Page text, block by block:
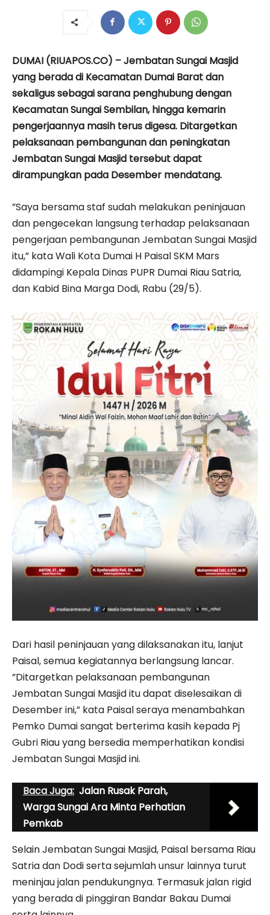
DUMAI (RIUAPOS.CO) – Jembatan Sungai Masjid
yang berada di Kecamatan Dumai Barat dan
sekaligus sebagai sarana penghubung dengan
Kecamatan Sungai Sembilan, hingga kemarin
pengerjaannya masih terus digesa. Ditargetkan
pelaksanaan pembangunan dan peningkatan
Jembatan Sungai Masjid tersebut dapat
dirampungkan pada Desember mendatang.
”Saya bersama staf sudah melakukan peninjauan
dan pengecekan langsung terhadap pelaksanaan
pengerjaan pembangunan Jembatan Sungai Masjid
itu,” kata Wali Kota Dumai H Paisal SKM Mars
didampingi Kepala Dinas PUPR Dumai Riau Satria,
dan Kabid Bina Marga Dodi, Rabu (29/5).
Dari hasil peninjauan yang dilaksanakan itu, lanjut
Paisal, semua kegiatannya berlangsung lancar.
”Ditargetkan pelaksanaan pembangunan
Jembatan Sungai Masjid itu dapat diselesaikan di
Desember ini,” kata Paisal seraya menambahkan
Pemko Dumai sangat berterima kasih kepada Pj
Gubri Riau yang bersedia memperhatikan kondisi
Jembatan Sungai Masjid ini.
Baca Juga: Jalan Rusak Parah,
Warga Sungai Ara Minta Perhatian
Pemkab
Selain Jembatan Sungai Masjid, Paisal bersama Riau
Satria dan Dodi serta sejumlah unsur lainnya turut
meninjau jalan pendukungnya. Termasuk jalan rigid
yang berada di pinggiran Bandar Bakau Dumai